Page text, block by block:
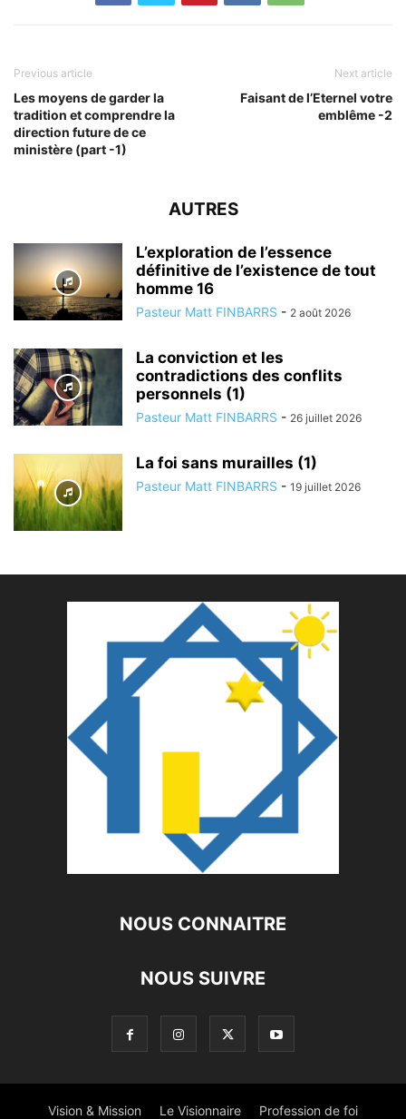
Previous article
Les moyens de garder la
tradition et comprendre la
direction future de ce
ministère (part -1)
Next article
Faisant de l’Eternel votre
emblême -2
AUTRES
L’exploration de l’essence
définitive de l’existence de tout
homme 16
Pasteur Matt FINBARRS - 2 août 2026
La conviction et les
contradictions des conflits
personnels (1)
Pasteur Matt FINBARRS - 26 juillet 2026
La foi sans murailles (1)
Pasteur Matt FINBARRS - 19 juillet 2026
NOUS CONNAITRE
NOUS SUIVRE
Vision & Mission Le Visionnaire Profession de foi